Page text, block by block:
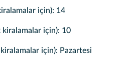
için): 14
için): 10
için): Pazartesi